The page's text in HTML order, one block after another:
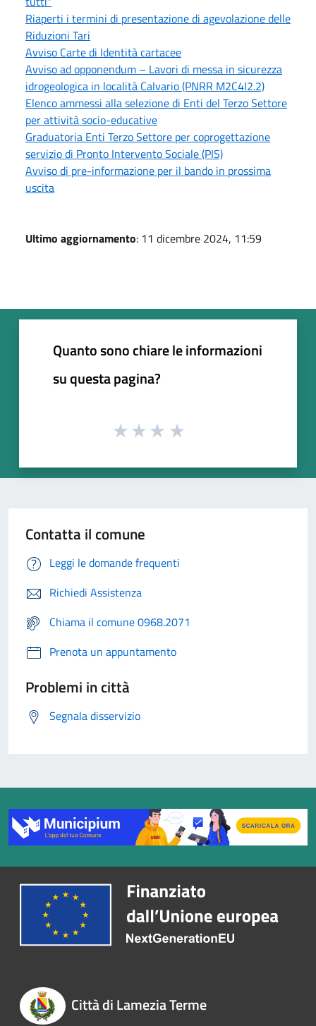
Riaperti i termini di presentazione di agevolazione delle
Riduzioni Tari
Avviso Carte di Identità cartacee
Avviso ad opponendum – Lavori di messa in sicurezza
idrogeologica in località Calvario (PNRR M2C4I2.2)
Elenco ammessi alla selezione di Enti del Terzo Settore
per attività socio-educative
Graduatoria Enti Terzo Settore per coprogettazione
servizio di Pronto Intervento Sociale (PIS)
Avviso di pre-informazione per il bando in prossima
uscita
Ultimo aggiornamento: 11 dicembre 2024, 11:59
Quanto sono chiare le informazioni
su questa pagina?
Contatta il comune
Leggi le domande frequenti
Richiedi Assistenza
Chiama il comune 0968.2071
Prenota un appuntamento
Problemi in città
Segnala disservizio
Città di Lamezia Terme